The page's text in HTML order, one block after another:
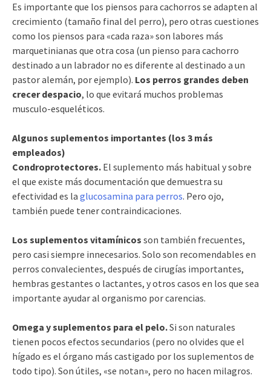
Es importante que los piensos para cachorros se adapten al
crecimiento (tamaño final del perro), pero otras cuestiones
como los piensos para «cada raza» son labores más
marquetinianas que otra cosa (un pienso para cachorro
destinado a un labrador no es diferente al destinado a un
pastor alemán, por ejemplo). Los perros grandes deben
crecer despacio, lo que evitará muchos problemas
musculo-esqueléticos.
Algunos suplementos importantes (los 3 más
empleados)
Condroprotectores. El suplemento más habitual y sobre
el que existe más documentación que demuestra su
efectividad es la glucosamina para perros. Pero ojo,
también puede tener contraindicaciones.
Los suplementos vitamínicos son también frecuentes,
pero casi siempre innecesarios. Solo son recomendables en
perros convalecientes, después de cirugías importantes,
hembras gestantes o lactantes, y otros casos en los que sea
importante ayudar al organismo por carencias.
Omega y suplementos para el pelo.Si son naturales
tienen pocos efectos secundarios (pero no olvides que el
hígado es el órgano más castigado por los suplementos de
todo tipo). Son útiles, «se notan», pero no hacen milagros.